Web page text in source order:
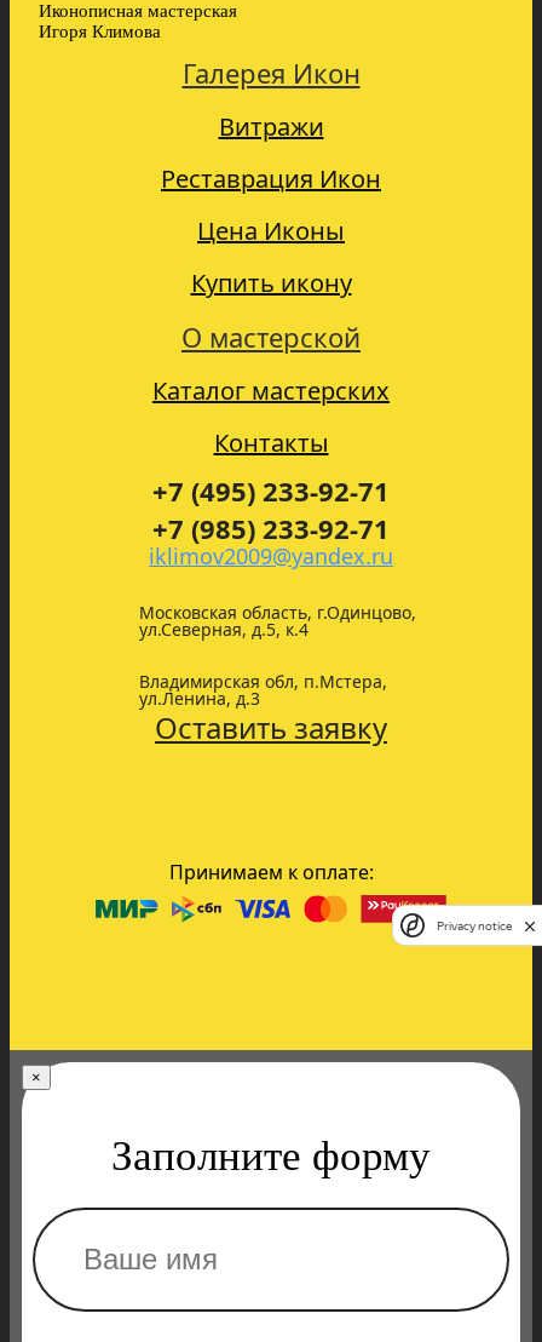
Иконописная мастерская
Игоря Климова
Галерея Икон
Витражи
Реставрация Икон
Цена Иконы
Купить икону
О мастерской
Каталог мастерских
Контакты
+7 (495) 233-92-71
+7 (985) 233-92-71
iklimov2009@yandex.ru
Московская область, г.Одинцово,
ул.Северная, д.5, к.4
Владимирская обл, п.Мстера,
ул.Ленина, д.3
Оставить заявку
Принимаем к оплате:
×
Заполните форму
Privacy notice